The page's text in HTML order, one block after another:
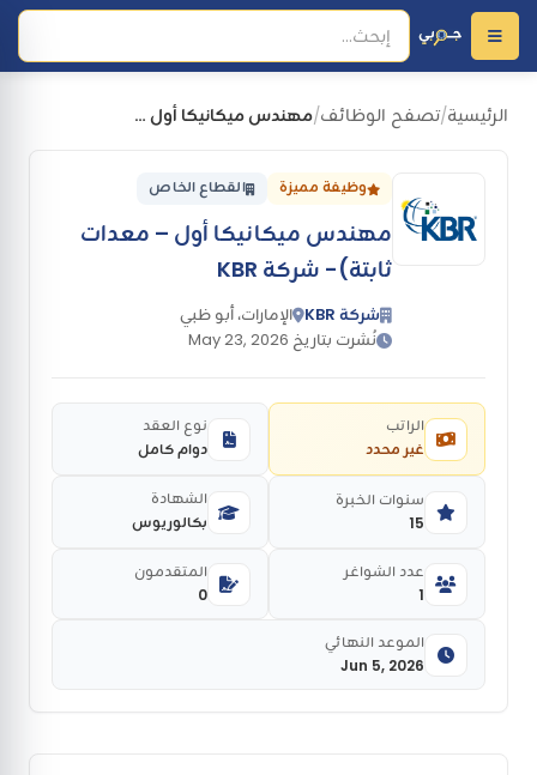
الرئيسية/تصفح الوظائف/ مهندس ميكانيكا أول – معدات ثابتة)- شركة KBR
وظيفة مميزة القطاع الخاص
مهندس ميكانيكا أول – معدات
ثابتة)- شركة KBR
شركة KBR
الإمارات، أبو ظبي
نُشرت بتاريخ May 23, 2026
غير محدد
الراتب
دوام كامل
نوع العقد
15
سنوات الخبرة
بكالوريوس
الشهادة
1
عدد الشواغر
0
المتقدمون
Jun 5, 2026
الموعد النهائي